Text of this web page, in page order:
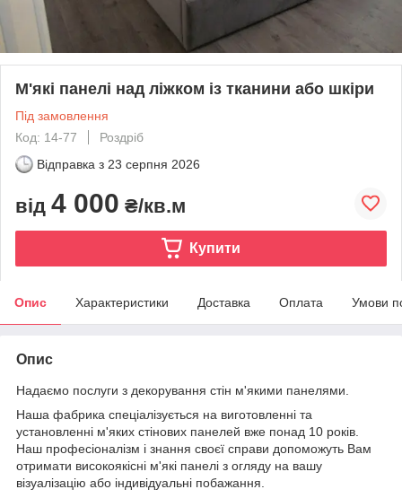
М'які панелі над ліжком із тканини або шкіри
Під замовлення
Код: 14-77
Роздріб
Відправка з 23 серпня 2026
від 4 000 ₴/кв.м
Купити
Опис Характеристики Доставка Оплата Умови
Опис
Надаємо послуги з декорування стін м'якими панелями.
Наша фабрика спеціалізується на виготовленні та
установленні м'яких стінових панелей вже понад 10 років.
Наш професіоналізм і знання своєї справи допоможуть Вам
отримати високоякісні м'які панелі з огляду на вашу
візуалізацію або індивідуальні побажання.